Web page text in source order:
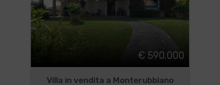
€ 590.000
Villa in vendita a Monterubbiano